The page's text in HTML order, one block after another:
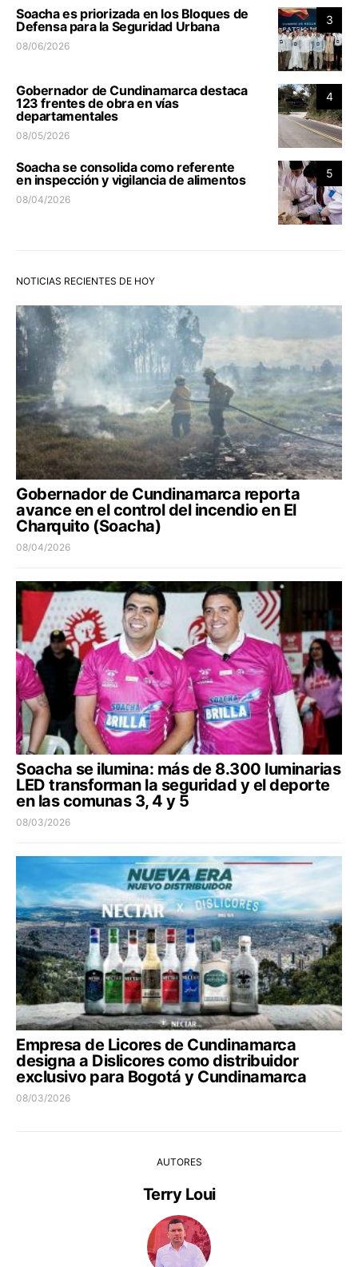
3
Soacha es priorizada en los Bloques de
Defensa para la Seguridad Urbana
08/06/2026
4
Gobernador de Cundinamarca destaca
123 frentes de obra en vías
departamentales
08/05/2026
5
Soacha se consolida como referente
en inspección y vigilancia de alimentos
08/04/2026
NOTICIAS RECIENTES DE HOY
Gobernador de Cundinamarca reporta
avance en el control del incendio en El
Charquito (Soacha)
08/04/2026
Soacha se ilumina: más de 8.300 luminarias
LED transforman la seguridad y el deporte
en las comunas 3, 4 y 5
08/03/2026
Empresa de Licores de Cundinamarca
designa a Dislicores como distribuidor
exclusivo para Bogotá y Cundinamarca
08/03/2026
AUTORES
Terry Loui